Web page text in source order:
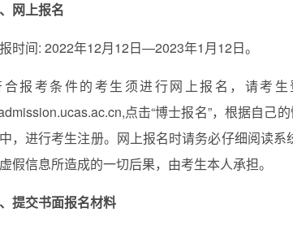
网上报名
时间: 2022年12月12日—2023年1月12日。
合报考条件的考生须进行网上报名，请考生
,点击“博士报名”，根据自己
，进行考生注册。网上报名时请务必仔细阅读
假信息所造成的一切后果，由考生本人承担。
提交书面报名材料